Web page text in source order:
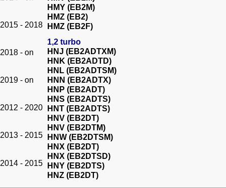
HMY (EB2M)
HMZ (EB2)
HMZ (EB2F)
1,2 turbo
HNJ (EB2ADTXM)
HNK (EB2ADTD)
HNL (EB2ADTSM)
HNN (EB2ADTX)
HNP (EB2ADT)
HNS (EB2ADTS)
HNT (EB2ADTS)
HNV (EB2DT)
HNV (EB2DTM)
HNW (EB2DTSM)
HNX (EB2DT)
HNX (EB2DTSD)
HNY (EB2DTS)
HNZ (EB2DT)
2015 - 2018
2018 - on
2019 - on
2012 - 2020
2013 - 2015
2014 - 2015